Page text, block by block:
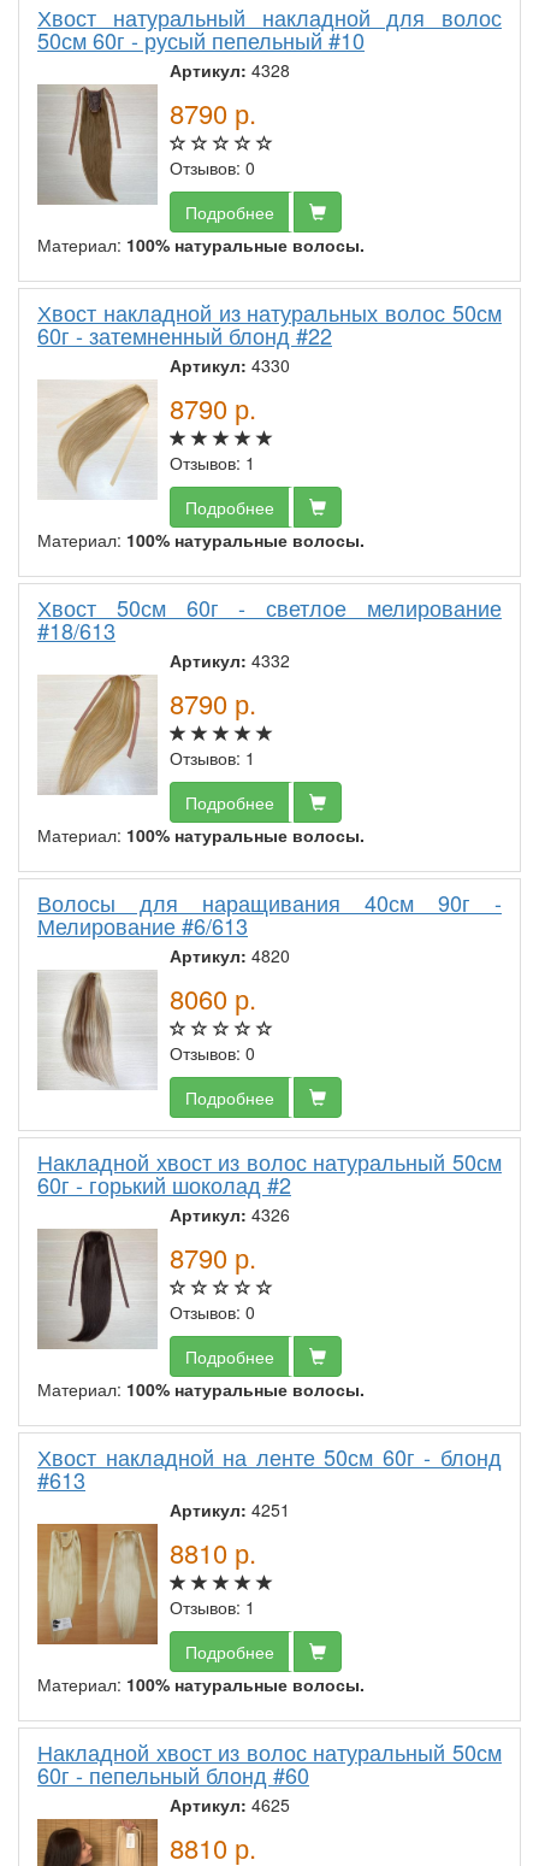
Хвост натуральный накладной для волос
50см 60г - русый пепельный #10
Артикул: 4328
8790 р.
Отзывов: 0
Подробнее
Материал: 100% натуральные волосы.
Хвост накладной из натуральных волос 50см
60г - затемненный блонд #22
Артикул: 4330
8790 р.
Отзывов: 1
Подробнее
Материал: 100% натуральные волосы.
Хвост 50см 60г - светлое мелирование
#18/613
Артикул: 4332
8790 р.
Отзывов: 1
Подробнее
Материал: 100% натуральные волосы.
Волосы для наращивания 40см 90г -
Мелирование #6/613
Артикул: 4820
8060 р.
Отзывов: 0
Подробнее
Накладной хвост из волос натуральный 50см
60г - горький шоколад #2
Артикул: 4326
8790 р.
Отзывов: 0
Подробнее
Материал: 100% натуральные волосы.
Хвост накладной на ленте 50см 60г - блонд
#613
Артикул: 4251
8810 р.
Отзывов: 1
Подробнее
Материал: 100% натуральные волосы.
Накладной хвост из волос натуральный 50см
60г - пепельный блонд #60
Артикул: 4625
8810 р.